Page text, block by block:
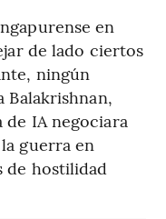
en
de lado ciertos
ningún
IA negociara
guerra en
de hostilidad